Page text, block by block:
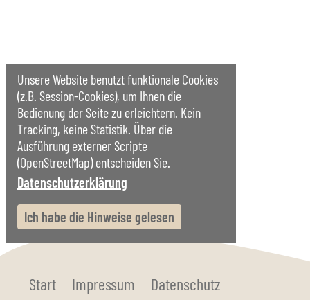
Start Impressum Datenschutz
Unsere Website benutzt funktionale Cookies
(z.B. Session-Cookies), um Ihnen die
Bedienung der Seite zu erleichtern. Kein
Tracking, keine Statistik. Über die
Ausführung externer Scripte
(OpenStreetMap) entscheiden Sie.
Datenschutzerklärung
Ich habe die Hinweise gelesen